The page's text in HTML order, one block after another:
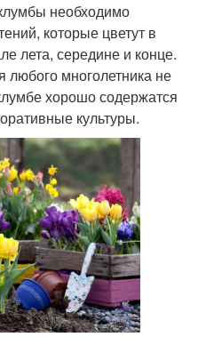
необходимо
которые цветут в
лета, середине и конце.
любого многолетника не
хорошо содержатся
культуры.